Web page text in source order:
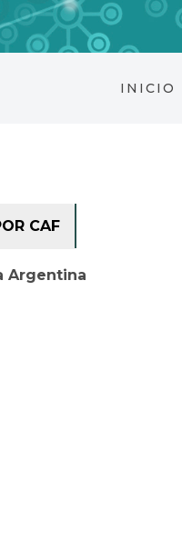
INICIO
CAF
Argentina